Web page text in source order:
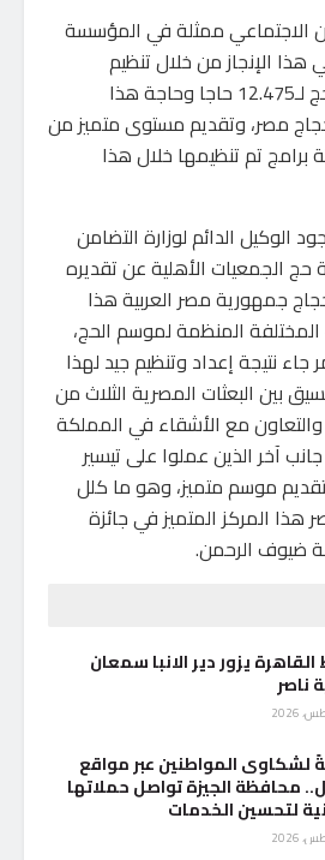
الاجتماعي ممثلة في المؤسسة
هذا الإنجاز من خلال تنظيم
المؤسسة لموسم الحج لـ12.475 حاجا وحاجة هذا
مصر، وتقديم مستوى متميز من
برامج تم تنظيمها خلال هذا
الوكيل الدائم لوزارة التضامن
حج الجمعيات الأهلية عن تقديره
جمهورية مصر العربية هذا
المختلفة المنظمة لموسم الحج،
جاء نتيجة إعداد وتنظيم جيد لهذا
بين البعثات المصرية الثلاث من
مع الأشقاء في المملكة
آخر الذين عملوا على تيسير
موسم متميز، وهو ما كلل
هذا المركز المتميز في جائزة
ضيوف الرحمن.
يزور دير الانبا سمعان
ناصر
لشكاوى المواطنين عبر مواقع
محافظة الجيزة تواصل حملاتها
لتحسين الخدمات